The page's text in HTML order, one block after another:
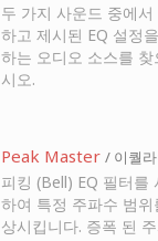
두 가지 사운드 중에서
하고 제시된 EQ 설정
하는 오디오 소스를 찾
시오.
Peak Master / 이퀄
피킹 (Bell) EQ 필터를
하여 특정 주파수 범위
상시킵니다. 증폭 된